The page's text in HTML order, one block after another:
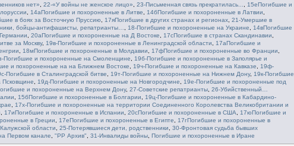
нет» 22-«У войны не женское лицо» 23-Письменная связь прекратилась...
15еПогибшие и
14аПогибшие и похороненные в Литве 14бПогибшие и похороненные в Латвии
в боях за Восточную Пруссию 17яПогибшие в других странах и регионах, 21-Умершие в
бойцы-антифашисты, репатрианты… 18-Погибшие и похороненные на Украине
14вПогибшие
20аПогибшие и похороненные на Д Востоке 17сПогибшие в странах Скандинавии
за Москву, 19в-Погибшие и похороненные в Ленинградской области
17аПогибшие и
18мПогибшие и похороненные в Молдавии 17фПогибшие и похороненные во Франции
Погибшие и похороненные на Смоленщине
19б-Погибшие и похороненные в Заполярье и
и похороненные на на Ближнем Востоке 19ч-Погибшие и похороненные на Кавказе
19ф-
Погибшие в Сталинградской битве 19т-Погибшие и похороненные на Нижнем Дону, 19к-Погибшие
Псковщине 19д-Погибшие и похороненные на Новгородчине
19е-Погибшие и похороненные под
и похороненные на Верхнем Дону, 27-Советские репатрианты, 26-Убийственный…
15бПогибшие и похороненные в Болгарии
19ц-Погибшие и похороненные в Кабардино-
17х-Погибшие и похороненные на территории Соединенного Королевства Великобритании и
17иПогибшие и похороненные в Испании 20сПогибшие и похороненные в США
17юПогибшие и
в Греции 17еПогибшие и похороненные в Египте
17гПогибшие и похороненные в
области 25-Потерявшиеся дети, родственники
30-Фронтовая судьба бывших
Первом канале "РР Архив" 31-Инвалиды войны, Погибшие и похороненные в Иране